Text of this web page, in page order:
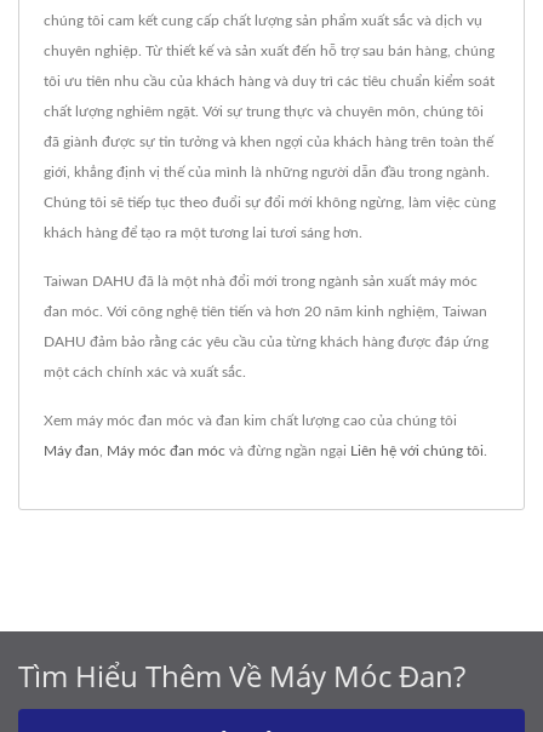
chúng tôi cam kết cung cấp chất lượng sản phẩm xuất sắc và dịch vụ
chuyên nghiệp. Từ thiết kế và sản xuất đến hỗ trợ sau bán hàng, chúng
tôi ưu tiên nhu cầu của khách hàng và duy trì các tiêu chuẩn kiểm soát
chất lượng nghiêm ngặt. Với sự trung thực và chuyên môn, chúng tôi
đã giành được sự tin tưởng và khen ngợi của khách hàng trên toàn thế
giới, khẳng định vị thế của mình là những người dẫn đầu trong ngành.
Chúng tôi sẽ tiếp tục theo đuổi sự đổi mới không ngừng, làm việc cùng
khách hàng để tạo ra một tương lai tươi sáng hơn.
Taiwan DAHU đã là một nhà đổi mới trong ngành sản xuất máy móc
đan móc. Với công nghệ tiên tiến và hơn 20 năm kinh nghiệm, Taiwan
DAHU đảm bảo rằng các yêu cầu của từng khách hàng được đáp ứng
một cách chính xác và xuất sắc.
Xem máy móc đan móc và đan kim chất lượng cao của chúng tôi
Máy đan Máy móc đan móc và đừng ngần ngại Liên hệ với chúng tôi
Tìm Hiểu Thêm Về Máy Móc Đan?